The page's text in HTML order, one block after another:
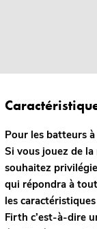
Pour les batteurs
Si vous jouez de
souhaitez
qui répondra à
les
Firth c’est-à-dire